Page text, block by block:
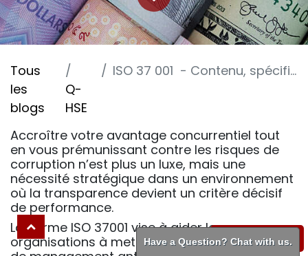
Tous
les
blogs
Q-
HSE
ISO 37 001 - Contenu, spécificités et exigences clés -2-
Accroître votre avantage concurrentiel tout
en vous prémunissant contre les risques de
corruption n’est plus un luxe, mais une
nécessité stratégique dans un environnement
où la transparence devient un critère décisif
de performance.
La norme ISO 37001 vise à aider les
organisations à mettre en place un système
WhatsApp
Have a Question? Chat with us.